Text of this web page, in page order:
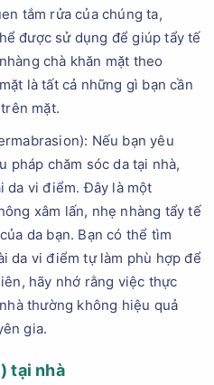
tắm rửa của chúng ta,
được sử dụng để giúp tẩy tế
chà khăn mặt theo
là tất cả những gì bạn cần
mặt.
Nếu bạn yêu
pháp chăm sóc da tại nhà,
da vi điểm. Đây là một
xâm lấn, nhẹ nhàng tẩy tế
da bạn. Bạn có thể tìm
da vi điểm tự làm phù hợp để
hãy nhớ rằng việc thực
thường không hiệu quả
gia.
tại nhà